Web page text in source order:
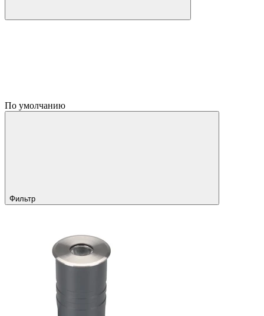
По умолчанию
Фильтр